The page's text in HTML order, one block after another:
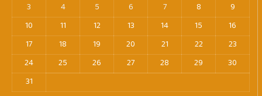
3
4 5 6 7 8
9
10
11 12 13 14 15
16
17
18 19 20 21 22
23
24
25 26 27 28 29
30
31